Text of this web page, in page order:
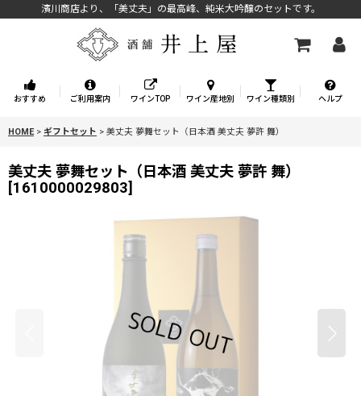
濱川商店より、「美丈夫」の最高峰、純米大吟醸のセットです。
おすすめ ご利用案内 ワインTOP ワイン産地別 ワイン種類別 ヘルプ
HOME > ギフトセット > 美丈夫 夢舞セット（日本酒 美丈夫 夢許 舞）
美丈夫 夢舞セット（日本酒 美丈夫 夢許 舞）
[1610000029803]